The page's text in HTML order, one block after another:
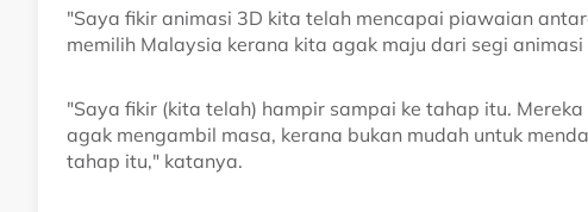
"Saya fikir animasi 3D kita telah mencapai piawaian
memilih Malaysia kerana kita agak maju dari segi animasi
"Saya fikir (kita telah) hampir sampai ke tahap itu.
agak mengambil masa, kerana bukan mudah untuk
tahap itu," katanya.